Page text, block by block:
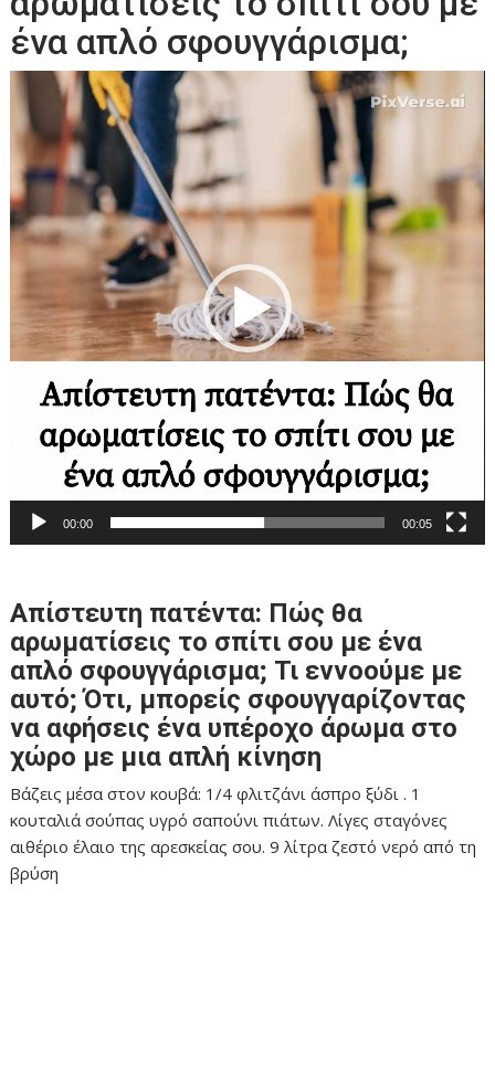
ένα απλό σφουγγάρισμα;
Πρόγραμμα
Αναπαραγωγής
Βίντεο
00:00 00:05
Απίστευτη πατέντα: Πώς θα
αρωματίσεις το σπίτι σου με ένα
απλό σφουγγάρισμα; Τι εννοούμε με
αυτό; Ότι, μπορείς σφουγγαρίζοντας
να αφήσεις ένα υπέροχο άρωμα στο
χώρο με μια απλή κίνηση
Βάζεις μέσα στον κουβά: 1/4 φλιτζάνι άσπρο ξύδι . 1
κουταλιά σούπας υγρό σαπούνι πιάτων. Λίγες σταγόνες
αιθέριο έλαιο της αρεσκείας σου. 9 λίτρα ζεστό νερό από τη
βρύση